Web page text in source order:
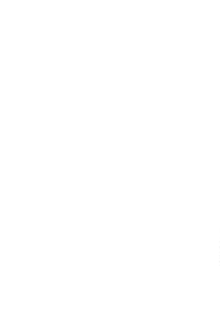
40 cm. Posee
de cabeza roja. Las